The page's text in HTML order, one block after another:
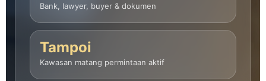
Bank, lawyer, buyer & dokumen
Tampoi
Kawasan matang permintaan aktif